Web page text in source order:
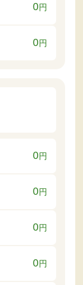
0円
0円
0円
0円
0円
0円